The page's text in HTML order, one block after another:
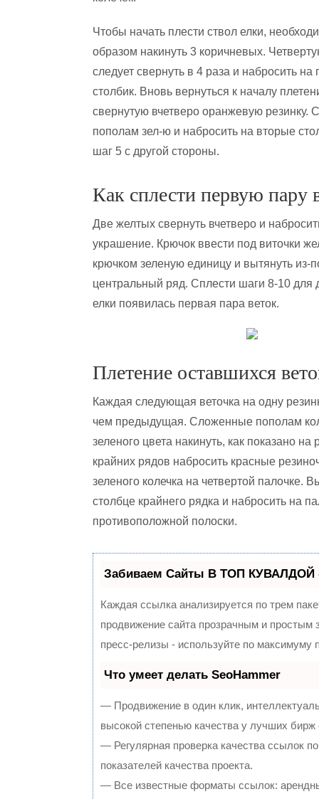
Чтобы начать плести ствол елки,
образом накинуть 3 коричневых.
следует свернуть в 4 раза и набросить на
столбик. Вновь вернуться к началу
свернутую вчетверо оранжевую резинку.
пополам зел-ю и набросить на вторые
шаг 5 с другой стороны.
Как сплести первую пару
Две желтых свернуть вчетверо и
украшение. Крючок ввести под виточки
крючком зеленую единицу и вытянуть
центральный ряд. Сплести шаги 8-10 для
елки появилась первая пара веток.
Плетение оставшихся
Каждая следующая веточка на одну
чем предыдущая. Сложенные пополам
зеленого цвета накинуть, как показано
крайних рядов набросить красные
зеленого колечка на четвертой палочке.
столбце крайнего рядка и набросить на
противоположной полоски.
Забиваем Сайты В ТОП КУВАЛДОЙ -
Каждая ссылка анализируется по трем
продвижение сайта прозрачным и
пресс-релизы - используйте по
Что умеет делать SeoHammer
— Продвижение в один клик,
высокой степенью качества у лучших бирж
— Регулярная проверка качества ссылок
показателей качества проекта.
— Все известные форматы ссылок: